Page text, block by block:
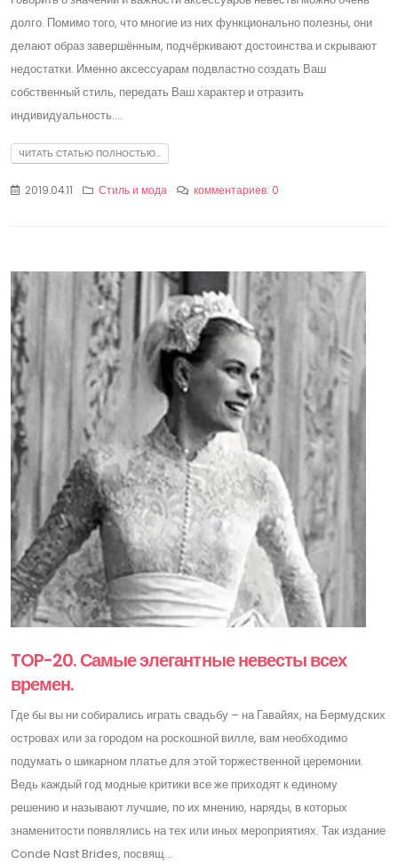
долго. Помимо того, что многие из них функционально полезны, они
делают образ завершённым, подчёркивают достоинства и скрывают
недостатки. Именно аксессуарам подвластно создать Ваш
собственный стиль, передать Ваш характер и отразить
индивидуальность....
ЧИТАТЬ СТАТЬЮ ПОЛНОСТЬЮ...
2019.04.11 Стиль и мода комментариев: 0
TOP-20. Самые элегантные невесты всех
времен.
Где бы вы ни собирались играть свадьбу – на Гавайях, на Бермудских
островах или за городом на роскошной вилле, вам необходимо
подумать о шикарном платье для этой торжественной церемонии.
Ведь каждый год модные критики все же приходят к единому
решению и называют лучшие, по их мнению, наряды, в которых
знаменитости появлялись на тех или иных мероприятиях. Так издание
Conde Nast Brides, посвящ...